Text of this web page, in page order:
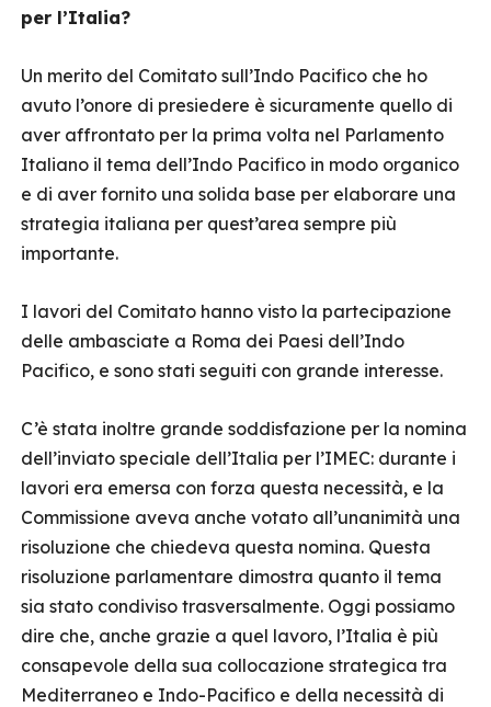
per l’Italia?
Un merito del Comitato sull’Indo Pacifico che ho
avuto l’onore di presiedere è sicuramente quello di
aver affrontato per la prima volta nel Parlamento
Italiano il tema dell’Indo Pacifico in modo organico
e di aver fornito una solida base per elaborare una
strategia italiana per quest’area sempre più
importante.
I lavori del Comitato hanno visto la partecipazione
delle ambasciate a Roma dei Paesi dell’Indo
Pacifico, e sono stati seguiti con grande interesse.
C’è stata inoltre grande soddisfazione per la nomina
dell’inviato speciale dell’Italia per l’IMEC: durante i
lavori era emersa con forza questa necessità, e la
Commissione aveva anche votato all’unanimità una
risoluzione che chiedeva questa nomina. Questa
risoluzione parlamentare dimostra quanto il tema
sia stato condiviso trasversalmente. Oggi possiamo
dire che, anche grazie a quel lavoro, l’Italia è più
consapevole della sua collocazione strategica tra
Mediterraneo e Indo-Pacifico e della necessità di